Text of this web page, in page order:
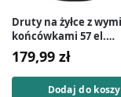
Druty na żyłce z
końcówkami 57 el.
aluminiowe
179,99 zł
Dodaj do